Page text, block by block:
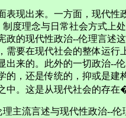
现出来。一方面，现代性
度理念与日常社会方式上
政的现代性政治--伦理言述
需要在现代社会的整体运
出来的。此外的一切政治--
的，还是传统的，抑或是
中。这是从现代社会的存
流言述与现代性政治--伦